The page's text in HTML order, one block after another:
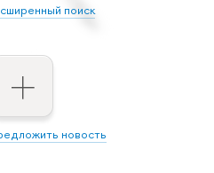
поиск
новость